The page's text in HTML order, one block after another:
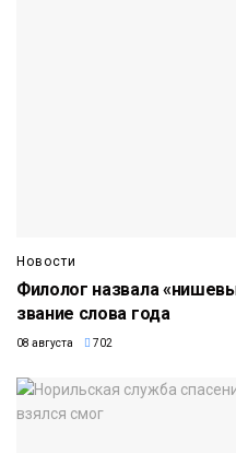
Новости
Филолог назвала
звание слова года
08 августа 702